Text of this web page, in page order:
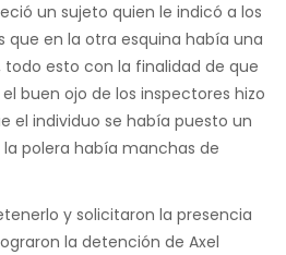
un sujeto quien le indicó a los
que en la otra esquina había una
esto con la finalidad de que
buen ojo de los inspectores hizo
el individuo se había puesto un
polera había manchas de
y solicitaron la presencia
la detención de Axel